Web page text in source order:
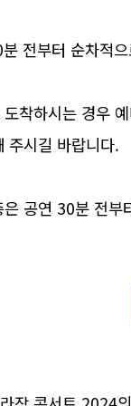
전부터 순차적
착하시는 경우
주시길 바랍니다.
공연 30분 전부